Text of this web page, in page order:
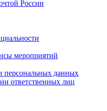
России
мероприятий
персональных данных
ответственных лиц